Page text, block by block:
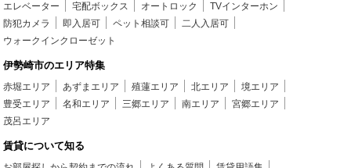
エレベーター
宅配ボックス オートロック
TVインターホン
防犯カメラ
即入居可 ペット相談可
二人入居可
ウォークインクローゼット
伊勢崎市のエリア特集
赤堀エリア あずまエリア 殖蓮エリア 北エリア
境エリア
豊受エリア
名和エリア 三郷エリア 南エリア
宮郷エリア
茂呂エリア
賃貸について知る